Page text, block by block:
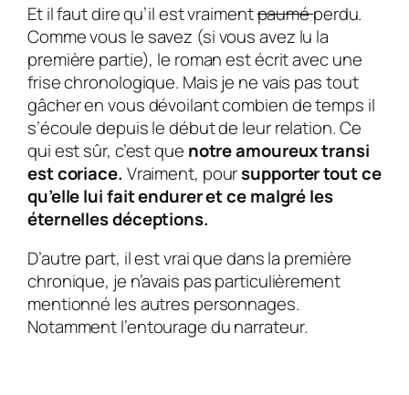
Et il faut dire qu’il est vraimentpauméperdu.
Comme vous le savez (si vous avez lu la
première partie), le roman est écrit avec une
frise chronologique. Mais je ne vais pas tout
gâcher en vous dévoilant combien de temps il
s’écoule depuis le début de leur relation. Ce
qui est sûr, c’est que notre amoureux transi
est coriace. Vraiment, poursupporter tout ce
qu’elle lui fait endurer et ce malgré les
éternelles déceptions.
D’autre part, il est vrai que dans la première
chronique, je n’avais pas particulièrement
mentionné les autres personnages.
Notamment l’entourage du narrateur.